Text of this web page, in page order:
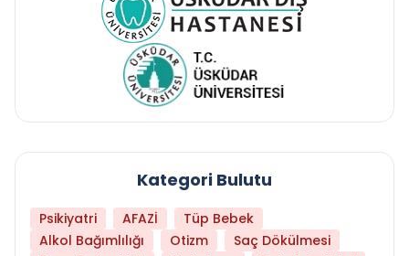
Kategori Bulutu
Psikiyatri AFAZİ
Tüp Bebek
Alkol Bağımlılığı
Otizm
Saç Dökülmesi